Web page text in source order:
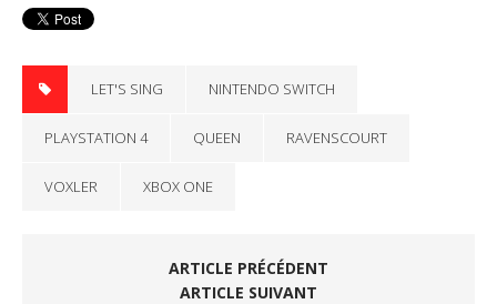
LET'S SING NINTENDO SWITCH
PLAYSTATION 4 QUEEN RAVENSCOURT
VOXLER XBOX ONE
ARTICLE PRÉCÉDENT
ARTICLE SUIVANT